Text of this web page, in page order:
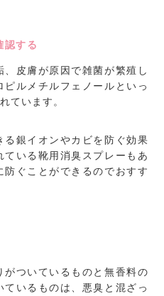
認する
皮膚が原因で雑菌が繁殖し
ルメチルフェノールといっ
ています。
銀イオンやカビを防ぐ効果
いる靴用消臭スプレーもあ
防ぐことができるのでおすす
ついているものと無香料の
いるものは、悪臭と混ざっ